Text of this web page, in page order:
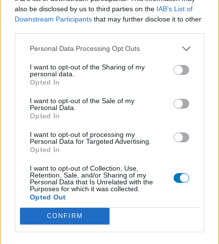
also be disclosed by us to third parties on the IAB’s List of
Downstream Participants that may further disclose it to other
Personal Data Processing Opt Outs
I want to opt-out of the Sharing of my
personal data.
Opted In
I want to opt-out of the Sale of my
Personal Data.
Opted In
I want to opt-out of processing my
Personal Data for Targeted Advertising.
Opted In
I want to opt-out of Collection, Use,
Retention, Sale, and/or Sharing of my
Personal Data that Is Unrelated with the
Purposes for which it was collected.
Opted Out
CONFIRM
Amoxicilline (646)
Antibiotica - penicillines breedspectrum
Wellbutrin XR (646)
Verslavingsziekten
Diabetes (suikerziekte) - orale middelen
Implanon (hormoonimplantaat) (584)
Anticonceptie - overig
Lexapro (509)
Depressie - antidepressiva SSRI
Concerta (503)
ADHD - psychostimulantia
Bloeddruk - calciumantagonisten
Amoxicilline / Clavulaanzuur (486)
Antibiotica - penicillines breedspectrum
Roaccutane (480)
Acne